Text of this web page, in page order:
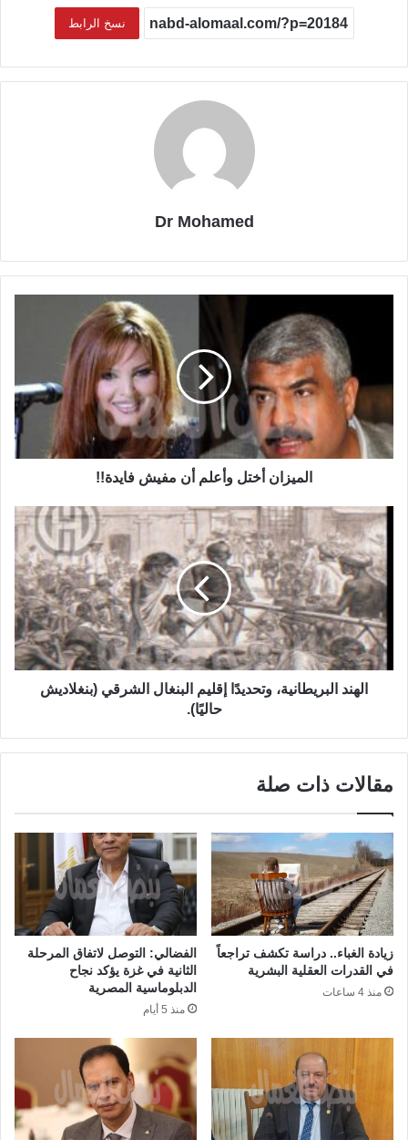
نسخ الرابط
Dr Mohamed
الميزان أختل وأعلم أن مفيش فايدة!!
الهند البريطانية، وتحديدًا إقليم البنغال الشرقي (بنغلاديش
حاليًا).
مقالات ذات صلة
زيادة الغباء.. دراسة تكشف تراجعاً
في القدرات العقلية البشرية
منذ 4 ساعات
الفضالي: التوصل لاتفاق المرحلة
الثانية في غزة يؤكد نجاح
الدبلوماسية المصرية
منذ 5 أيام